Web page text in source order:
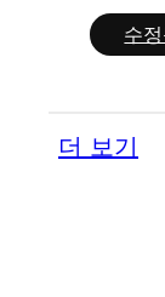
수
더 보기